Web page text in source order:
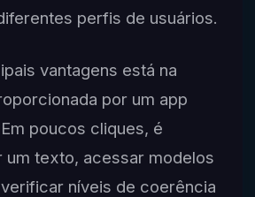
perfis de usuários.
vantagens está na
por um app
poucos cliques, é
um texto, acessar modelos
níveis de coerência